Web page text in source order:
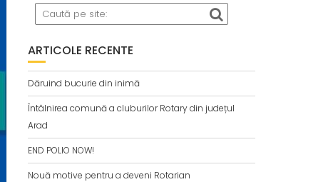
ARTICOLE RECENTE
Dăruind bucurie din inimă
Întâlnirea comună a cluburilor Rotary din județul
Arad
END POLIO NOW!
Nouă motive pentru a deveni Rotarian